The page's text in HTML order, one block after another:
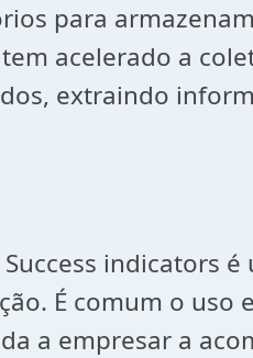
para
acelerado a
extraindo
indicators
É comum o uso
a empresar a